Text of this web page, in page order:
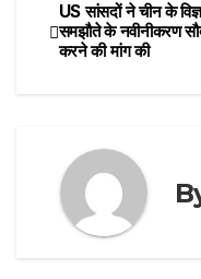
Post
US सांसदों ने चीन के
समझौते के नवीनीकरण
करने की मांग की